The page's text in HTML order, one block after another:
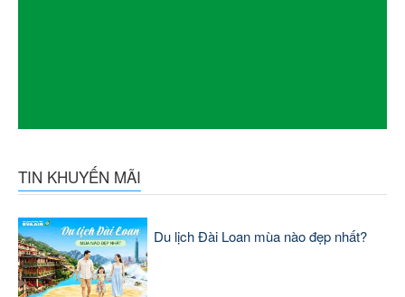
TIN KHUYẾN MÃI
Du lịch Đài Loan mùa nào đẹp nhất?